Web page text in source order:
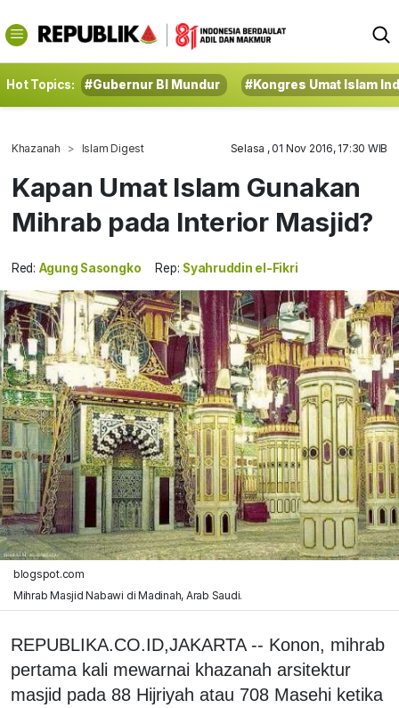
Hot Topics: #Gubernur BI Mundur #Kongres Umat Islam
Khazanah Islam Digest Selasa , 01 Nov 2016, 17:30 WIB
Kapan Umat Islam Gunakan
Mihrab pada Interior Masjid?
Red: Agung Sasongko Rep: Syahruddin el-Fikri
blogspot.com
Mihrab Masjid Nabawi di Madinah, Arab Saudi.
REPUBLIKA.CO.ID,JAKARTA -- Konon, mihrab
pertama kali mewarnai khazanah arsitektur
masjid pada 88 Hijriyah atau 708 Masehi ketika